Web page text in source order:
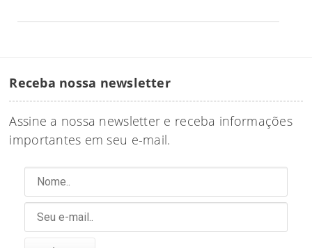
Receba nossa newsletter
Assine a nossa newsletter e receba informações
importantes em seu e-mail.